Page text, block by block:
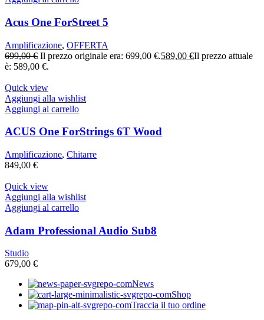
Acus One ForStreet 5
Amplificazione, OFFERTA
699,00€ Il prezzo originale era: 699,00 €.589,00 €Il prezzo attuale
è: 589,00 €.
Quick view
Aggiungi alla wishlist
Aggiungi al carrello
ACUS One ForStrings 6T Wood
Amplificazione, Chitarre
849,00 €
Quick view
Aggiungi alla wishlist
Aggiungi al carrello
Adam Professional Audio Sub8
Studio
679,00 €
News
Shop
Traccia il tuo ordine